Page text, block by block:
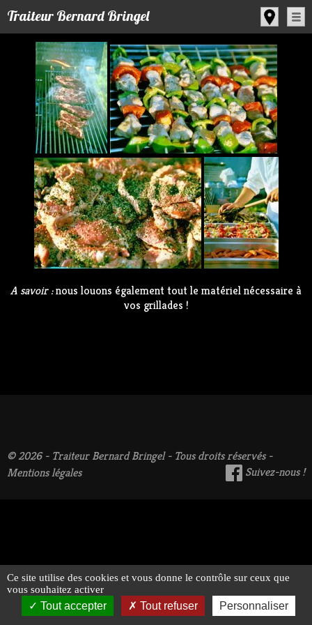
Traiteur Bernard Bringel
A savoir :nous louons également tout le matériel nécessaire à
vos grillades !
© 2026 - Traiteur Bernard Bringel - Tous droits réservés -
Mentions légales
Suivez-nous !
Panneau de gestion des cookies
Ce site utilise des cookies et vous donne le contrôle sur ceux que
vous souhaitez activer
Tout accepter Tout refuser Personnaliser